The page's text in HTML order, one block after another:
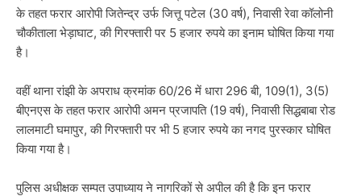
के तहत फरार आरोपी जितेन्द्र उर्फ जित्तू पटेल (30 वर्ष), निवासी रेवा कॉलोनी
चौकीताला भेड़ाघाट, की गिरफ्तारी पर 5 हजार रुपये का इनाम घोषित किया गया
है।
वहीं थाना रांझी के अपराध क्रमांक 60/26 में धारा 296 बी, 109(1), 3(5)
बीएनएस के तहत फरार आरोपी अमन प्रजापति (19 वर्ष), निवासी सिद्धबाबा रोड
लालमाटी घमापुर, की गिरफ्तारी पर भी 5 हजार रुपये का नगद पुरस्कार घोषित
किया गया है।
पुलिस अधीक्षक सम्पत उपाध्याय ने नागरिकों से अपील की है कि इन फरार